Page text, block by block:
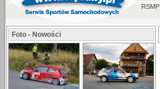
RSMP
Foto - Nowości